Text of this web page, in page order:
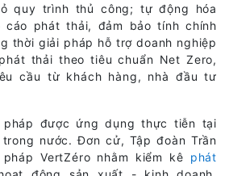
quy trình thủ công; tự động hóa
cáo phát thải, đảm bảo tính chính
thời giải pháp hỗ trợ doanh nghiệp
thải theo tiêu chuẩn Net Zero,
cầu từ khách hàng, nhà đầu tư
được ứng dụng thực tiễn tại
nước. Đơn cử, Tập đoàn Trần
VertZéro nhằm kiểm kê phát